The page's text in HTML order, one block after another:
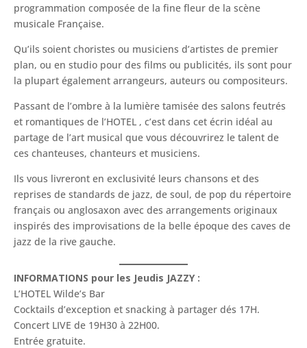
programmation composée de la fine fleur de la scène
musicale Française.
Qu’ils soient choristes ou musiciens d’artistes de premier
plan, ou en studio pour des films ou publicités, ils sont pour
la plupart également arrangeurs, auteurs ou compositeurs.
Passant de l’ombre à la lumière tamisée des salons feutrés
et romantiques de l’HOTEL , c’est dans cet écrin idéal au
partage de l’art musical que vous découvrirez le talent de
ces chanteuses, chanteurs et musiciens.
Ils vous livreront en exclusivité leurs chansons et des
reprises de standards de jazz, de soul, de pop du répertoire
français ou anglosaxon avec des arrangements originaux
inspirés des improvisations de la belle époque des caves de
jazz de la rive gauche.
INFORMATIONS pour les Jeudis JAZZY :
L’HOTEL Wilde’s Bar
Cocktails d’exception et snacking à partager dés 17H.
Concert LIVE de 19H30 à 22H00.
Entrée gratuite.